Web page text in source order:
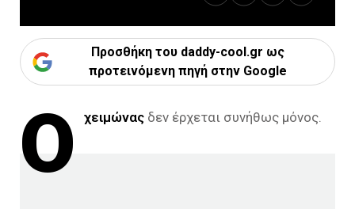
Προσθήκη του daddy-cool.gr ως
προτεινόμενη πηγή στην Google
Ο χειμώνας δεν έρχεται συνήθως μόνος.